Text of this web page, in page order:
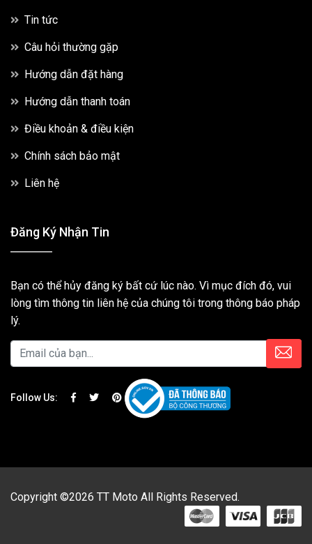
Tin tức
Câu hỏi thường gặp
Hướng dẫn đặt hàng
Hướng dẫn thanh toán
Điều khoản & điều kiện
Chính sách bảo mật
Liên hệ
Đăng Ký Nhận Tin
Bạn có thể hủy đăng ký bất cứ lúc nào. Vì mục đích đó, vui
lòng tìm thông tin liên hệ của chúng tôi trong thông báo pháp
lý.
Follow Us:
Copyright ©2026 TT Moto All Rights Reserved.